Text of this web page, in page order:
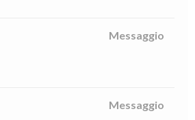
Messaggio
Messaggio